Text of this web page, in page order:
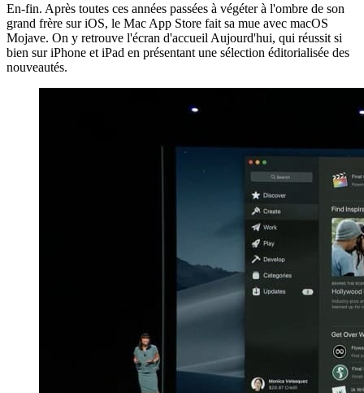
En-fin. Après toutes ces années passées à végéter à l'ombre de son
grand frère sur iOS, le Mac App Store fait sa mue avec macOS
Mojave. On y retrouve l'écran d'accueil Aujourd'hui, qui réussit si
bien sur iPhone et iPad en présentant une sélection éditorialisée des
nouveautés.